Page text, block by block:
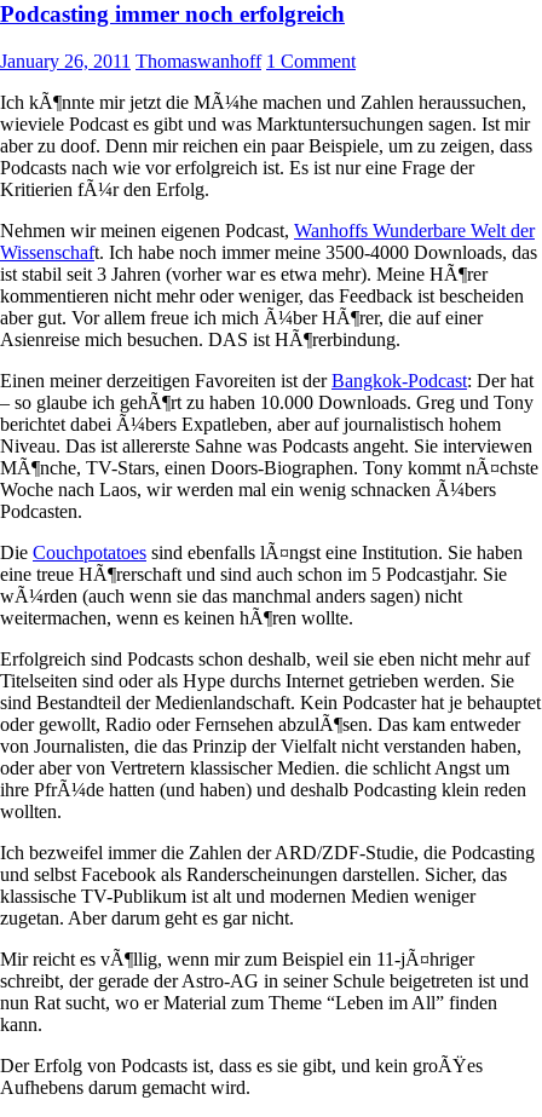
Podcasting immer noch erfolgreich
January 26, 2011 Thomaswanhoff 1 Comment
Ich kÃ¶nnte mir jetzt die MÃ¼he machen und Zahlen heraussuchen,
wieviele Podcast es gibt und was Marktuntersuchungen sagen. Ist mir
aber zu doof. Denn mir reichen ein paar Beispiele, um zu zeigen, dass
Podcasts nach wie vor erfolgreich ist. Es ist nur eine Frage der
Kritierien fÃ¼r den Erfolg.
Nehmen wir meinen eigenen Podcast, Wanhoffs Wunderbare Welt der
Wissenschaft. Ich habe noch immer meine 3500-4000 Downloads, das
ist stabil seit 3 Jahren (vorher war es etwa mehr). Meine HÃ¶rer
kommentieren nicht mehr oder weniger, das Feedback ist bescheiden
aber gut. Vor allem freue ich mich Ã¼ber HÃ¶rer, die auf einer
Asienreise mich besuchen. DAS ist HÃ¶rerbindung.
Einen meiner derzeitigen Favoreiten ist derBangkok-Podcast: Der hat
– so glaube ich gehÃ¶rt zu haben 10.000 Downloads. Greg und Tony
berichtet dabei Ã¼bers Expatleben, aber auf journalistisch hohem
Niveau. Das ist allererste Sahne was Podcasts angeht. Sie interviewen
MÃ¶nche, TV-Stars, einen Doors-Biographen. Tony kommt nÃ¤chste
Woche nach Laos, wir werden mal ein wenig schnacken Ã¼bers
Podcasten.
Die Couchpotatoes sind ebenfalls lÃ¤ngst eine Institution. Sie haben
eine treue HÃ¶rerschaft und sind auch schon im 5 Podcastjahr. Sie
wÃ¼rden (auch wenn sie das manchmal anders sagen) nicht
weitermachen, wenn es keinen hÃ¶ren wollte.
Erfolgreich sind Podcasts schon deshalb, weil sie eben nicht mehr auf
Titelseiten sind oder als Hype durchs Internet getrieben werden. Sie
sind Bestandteil der Medienlandschaft. Kein Podcaster hat je behauptet
oder gewollt, Radio oder Fernsehen abzulÃ¶sen. Das kam entweder
von Journalisten, die das Prinzip der Vielfalt nicht verstanden haben,
oder aber von Vertretern klassischer Medien. die schlicht Angst um
ihre PfrÃ¼de hatten (und haben) und deshalb Podcasting klein reden
wollten.
Ich bezweifel immer die Zahlen der ARD/ZDF-Studie, die Podcasting
und selbst Facebook als Randerscheinungen darstellen. Sicher, das
klassische TV-Publikum ist alt und modernen Medien weniger
zugetan. Aber darum geht es gar nicht.
Mir reicht es vÃ¶llig, wenn mir zum Beispiel ein 11-jÃ¤hriger
schreibt, der gerade der Astro-AG in seiner Schule beigetreten ist und
nun Rat sucht, wo er Material zum Theme “Leben im All” finden
kann.
Der Erfolg von Podcasts ist, dass es sie gibt, und kein groÃŸes
Aufhebens darum gemacht wird.